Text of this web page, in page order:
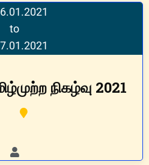
to
நிகழ்வு 2021